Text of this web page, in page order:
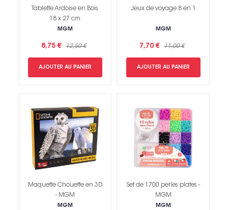
Tablette Ardoise en Bois
18 x 27 cm
MGM
8,75 € 12,50 €
AJOUTER AU PANIER
Jeux de voyage 8 en 1
MGM
7,70 € 11,00 €
AJOUTER AU PANIER
Maquette Chouette en 3D
- MGM
MGM
Set de 1700 perles plates -
MGM
MGM